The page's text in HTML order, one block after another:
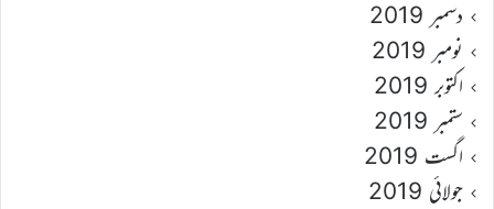
دسمبر 2019
نومبر 2019
اکتوبر 2019
ستمبر 2019
اگست 2019
جولائی 2019